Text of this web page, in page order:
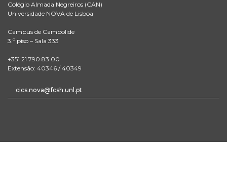
Colégio Almada Negreiros (CAN)
Universidade NOVA de Lisboa
Campus de Campolide
3.º piso – Sala 333
+351 21 790 83 00
Extensão: 40346 / 40349
cics.nova@fcsh.unl.pt